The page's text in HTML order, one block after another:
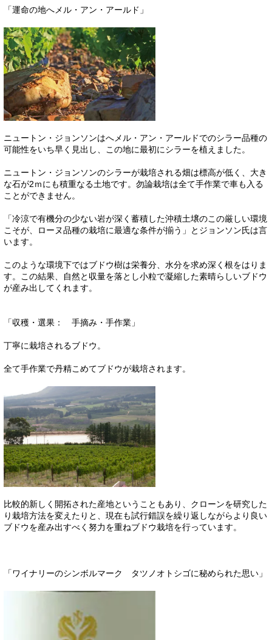
「運命の地へメル・アン・アールド」
ニュートン・ジョンソンはへメル・アン・アールドでのシラー品種の
可能性をいち早く見出し、この地に最初にシラーを植えました。
ニュートン・ジョンソンのシラーが栽培される畑は標高が低く、大き
な石が2ｍにも積重なる土地です。勿論栽培は全て手作業で車も入る
ことができません。
「冷涼で有機分の少ない岩が深く蓄積した沖積土壌のこの厳しい環境
こそが、ローヌ品種の栽培に最適な条件が揃う」とジョンソン氏は言
います。
このような環境下ではブドウ樹は栄養分、水分を求め深く根をはりま
す。この結果、自然と収量を落とし小粒で凝縮した素晴らしいブドウ
が産み出してくれます。
「収穫・選果： 手摘み・手作業」
丁寧に栽培されるブドウ。
全て手作業で丹精こめてブドウが栽培されます。
比較的新しく開拓された産地ということもあり、クローンを研究した
り栽培方法を変えたりと、現在も試行錯誤を繰り返しながらより良い
ブドウを産み出すべく努力を重ねブドウ栽培を行っています。
「ワイナリーのシンボルマーク タツノオトシゴに秘められた思い」